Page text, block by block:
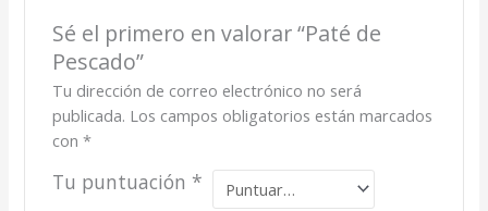
Sé el primero en valorar “Paté de
Pescado”
Tu dirección de correo electrónico no será
publicada. Los campos obligatorios están marcados
con *
Tu puntuación *